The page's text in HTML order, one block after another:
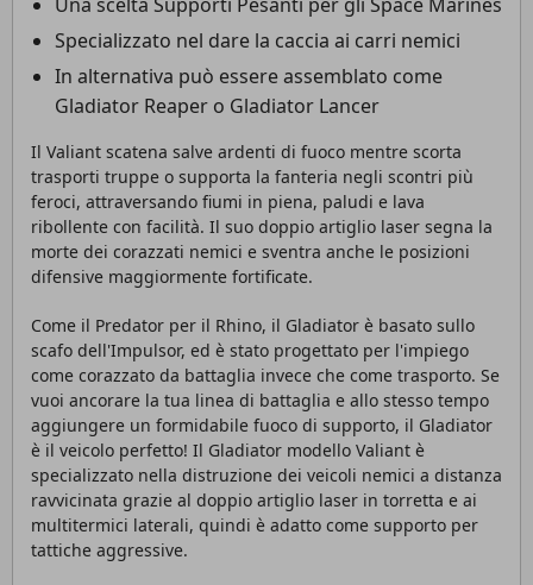
Specializzato nel dare la caccia ai carri nemici
In alternativa può essere assemblato come
Gladiator Reaper o Gladiator Lancer
Il Valiant scatena salve ardenti di fuoco mentre scorta
trasporti truppe o supporta la fanteria negli scontri più
feroci, attraversando fiumi in piena, paludi e lava
ribollente con facilità. Il suo doppio artiglio laser segna la
morte dei corazzati nemici e sventra anche le posizioni
difensive maggiormente fortificate.
Come il Predator per il Rhino, il Gladiator è basato sullo
scafo dell'Impulsor, ed è stato progettato per l'impiego
come corazzato da battaglia invece che come trasporto. Se
vuoi ancorare la tua linea di battaglia e allo stesso tempo
aggiungere un formidabile fuoco di supporto, il Gladiator
è il veicolo perfetto! Il Gladiator modello Valiant è
specializzato nella distruzione dei veicoli nemici a distanza
ravvicinata grazie al doppio artiglio laser in torretta e ai
multitermici laterali, quindi è adatto come supporto per
tattiche aggressive.